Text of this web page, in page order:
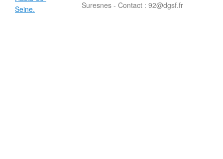
Suresnes - Contact : 92@dgsf.fr